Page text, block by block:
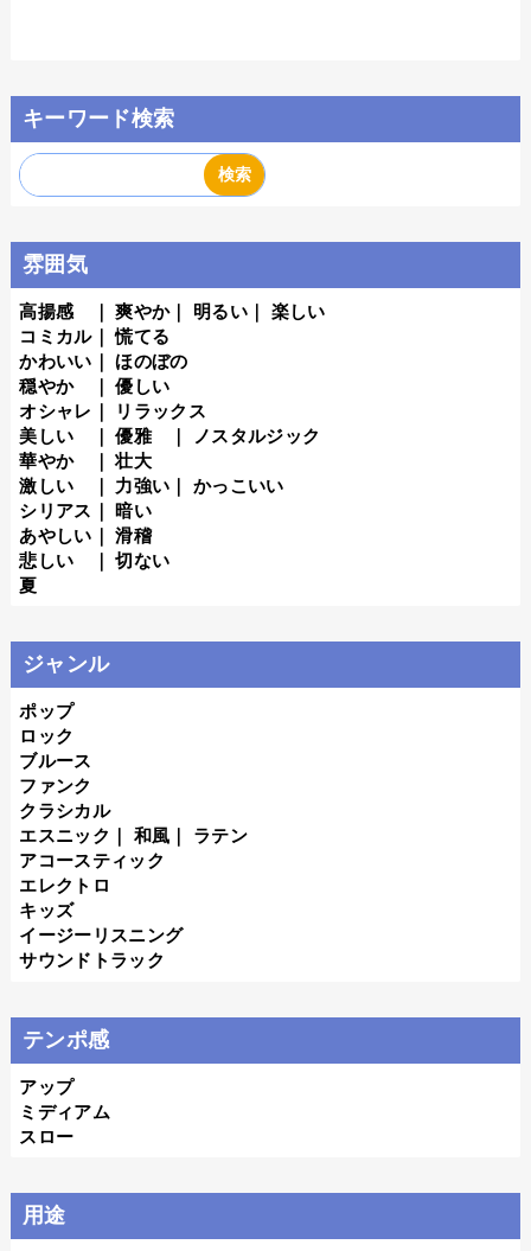
キーワード検索
雰囲気
高揚感 ｜爽やか｜ 明るい｜ 楽しい
コミカル｜慌てる
かわいい ｜ほのぼの
穏やか｜優しい
オシャレ ｜
リラックス
美しい ｜優雅｜
ノスタルジック
華やか｜壮大
激しい ｜ 力強い ｜ かっこいい
シリアス ｜ 暗い
あやしい ｜滑稽
悲しい ｜切ない
夏
ジャンル
ポップ
ロック
ブルース
ファンク
クラシカル
エスニック ｜ 和風 ｜ ラテン
アコースティック
エレクトロ
キッズ
イージーリスニング
サウンドトラック
テンポ感
アップ
ミディアム
スロー
用途